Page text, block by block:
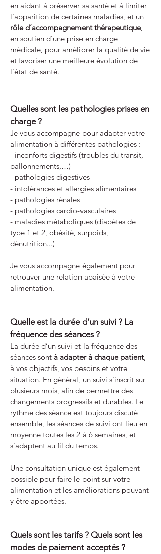
en aidant à préserver sa santé et à limiter
l’apparition de certaines maladies, et un
rôle d’accompagnement thérapeutique,
en soutien d’une prise en charge
médicale, pour améliorer la qualité de vie
et favoriser une meilleure évolution de
l’état de santé.
Quelles sont les pathologies prises en
charge ?
Je vous accompagne pour adapter votre
alimentation à différentes pathologies :
- inconforts digestifs (troubles du transit,
ballonnements,…)
- pathologies digestives
- intolérances et allergies alimentaires
- pathologies rénales
- pathologies cardio-vasculaires
- maladies métaboliques (diabètes de
type 1 et 2, obésité, surpoids,
dénutrition...)
Je vous accompagne également pour
retrouver une relation apaisée à votre
alimentation.
Quelle est la durée d’un suivi ? La
fréquence des séances ?
La durée d’un suivi et la fréquence des
séances sont à adapter à chaque patient,
à vos objectifs, vos besoins et votre
situation. En général, un suivi s’inscrit sur
plusieurs mois, afin de permettre des
changements progressifs et durables. Le
rythme des séance est toujours discuté
ensemble, les séances de suivi ont lieu en
moyenne toutes les 2 à 6 semaines, et
s’adaptent au fil du temps.
Une consultation unique est également
possible pour faire le point sur votre
alimentation et les améliorations pouvant
y être apportées.
Quels sont les tarifs ? Quels sont les
modes de paiement acceptés ?